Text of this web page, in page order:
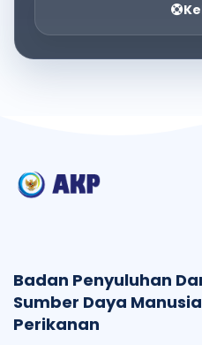
Badan Penyuluhan
Sumber Daya
Perikanan